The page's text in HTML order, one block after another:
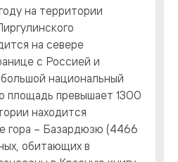
на территории
на севере
с Россией и
национальный
площадь превышает 1300
находится
гора – Базардюзю (4466
обитающих в